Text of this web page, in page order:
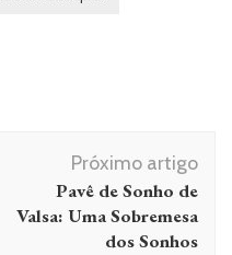
Próximo artigo
Pavê de Sonho de
Valsa: Uma Sobremesa
dos Sonhos